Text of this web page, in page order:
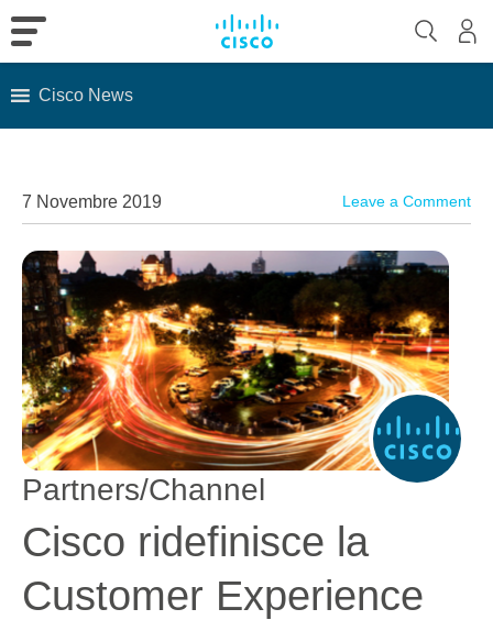
Cisco News
7 Novembre 2019 Leave a Comment
Partners/Channel
Cisco ridefinisce la
Customer Experience